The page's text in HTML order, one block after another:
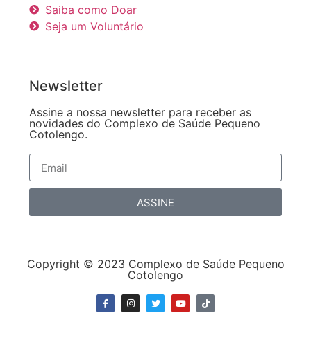
Saiba como Doar
Seja um Voluntário
Newsletter
Assine a nossa newsletter para receber as
novidades do Complexo de Saúde Pequeno
Cotolengo.
ASSINE
Copyright © 2023 Complexo de Saúde Pequeno
Cotolengo